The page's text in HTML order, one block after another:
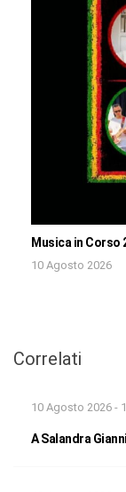
Musica in Corso
10 Agosto 2026
Correlati
10 Agosto 2026 -
A Salandra